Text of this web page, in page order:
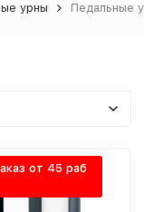
урны Педальные
от 45 раб